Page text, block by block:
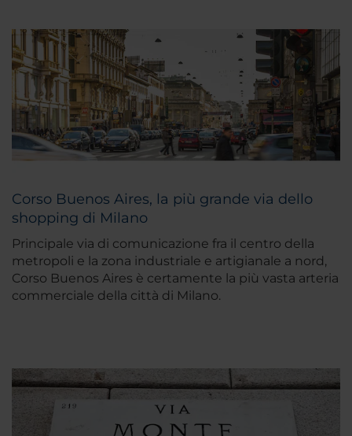
Corso Buenos Aires, la più grande via dello
shopping di Milano
Principale via di comunicazione fra il centro della
metropoli e la zona industriale e artigianale a nord,
Corso Buenos Aires è certamente la più vasta arteria
commerciale della città di Milano.